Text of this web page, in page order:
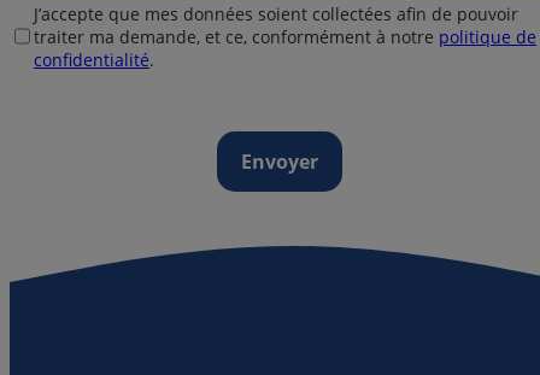
J’accepte que mes données soient collectées afin de pouvoir
traiter ma demande, et ce, conformément à notre politique de
confidentialité.